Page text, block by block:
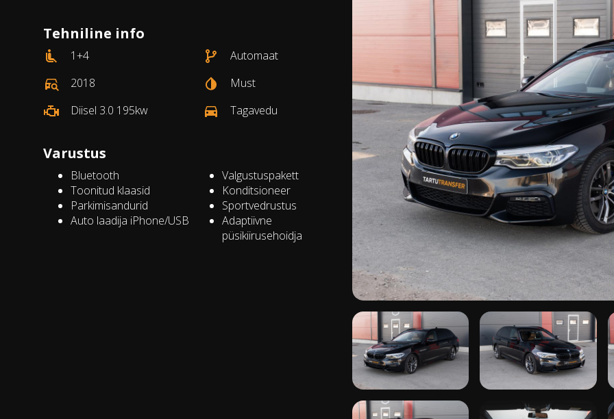
Tehniline info
1+4
Automaat
2018
Must
Diisel 3.0 195kw
Tagavedu
Varustus
Bluetooth
Valgustuspakett
Toonitud klaasid
Konditsioneer
Parkimisandurid
Sportvedrustus
Auto laadija iPhone/USB
Adaptiivne
püsikiirusehoidja